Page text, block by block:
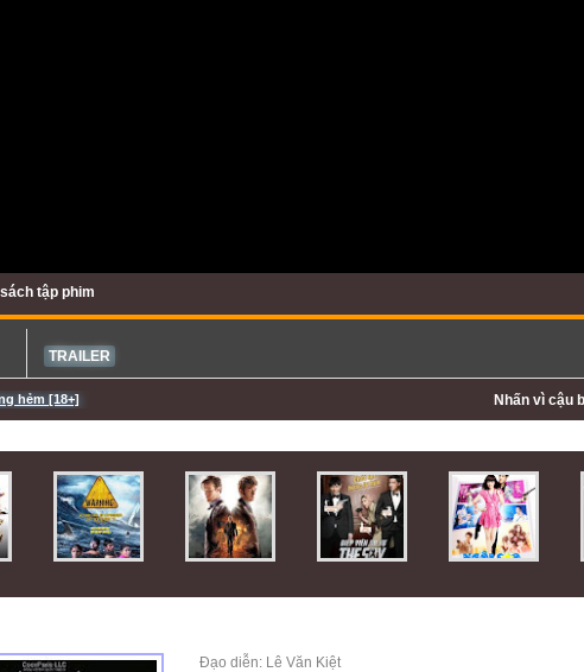
tập phim
TRAILER
hẻm [18+] Nhấn vì cậu
Đạo diễn: Lê Văn Kiệt